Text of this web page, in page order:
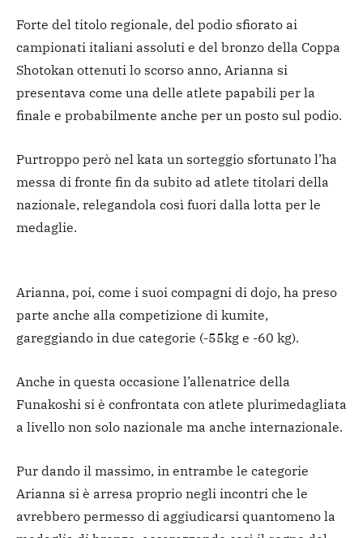
Forte del titolo regionale, del podio sfiorato ai
campionati italiani assoluti e del bronzo della Coppa
Shotokan ottenuti lo scorso anno, Arianna si
presentava come una delle atlete papabili per la
finale e probabilmente anche per un posto sul podio.
Purtroppo però nel kata un sorteggio sfortunato l’ha
messa di fronte fin da subito ad atlete titolari della
nazionale, relegandola così fuori dalla lotta per le
medaglie.
Arianna, poi, come i suoi compagni di dojo, ha preso
parte anche alla competizione di kumite,
gareggiando in due categorie (-55kg e -60 kg).
Anche in questa occasione l’allenatrice della
Funakoshi si è confrontata con atlete plurimedagliata
a livello non solo nazionale ma anche internazionale.
Pur dando il massimo, in entrambe le categorie
Arianna si è arresa proprio negli incontri che le
avrebbero permesso di aggiudicarsi quantomeno la